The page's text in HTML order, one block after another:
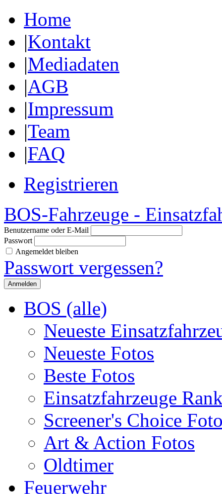
Home
|Kontakt
|Mediadaten
|AGB
|Impressum
|Team
|FAQ
Registrieren
BOS-Fahrzeuge -
Benutzername oder E-Mail
Passwort
Angemeldet bleiben
Passwort vergessen?
BOS (alle)
Neueste
Neueste Fotos
Beste Fotos
Einsatzfahrzeuge
Screener's Choice
Art & Action Fotos
Oldtimer
Feuerwehr